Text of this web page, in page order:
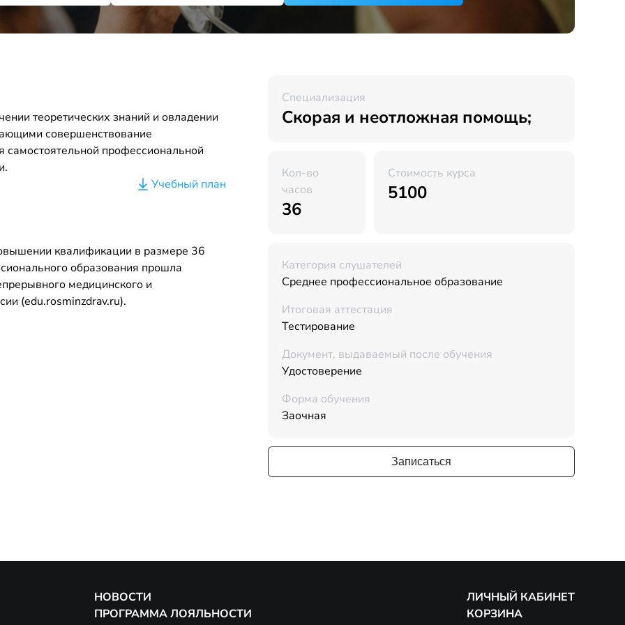
теоретических знаний и овладении
совершенствование
профессиональной
Учебный план
квалификации в размере 36
образования прошла
медицинского и
(edu.rosminzdrav.ru).
Специализация
Скорая и неотложная помощь;
Кол-во
часов
36
Стоимость курса
5100
Категория слушателей
Среднее профессиональное образование
Итоговая аттестация
Тестирование
Документ, выдаваемый после обучения
Удостоверение
Форма обучения
Заочная
Записаться
НОВОСТИ
ПРОГРАММА ЛОЯЛЬНОСТИ
ЛИЧНЫЙ КАБИНЕТ
КОРЗИНА